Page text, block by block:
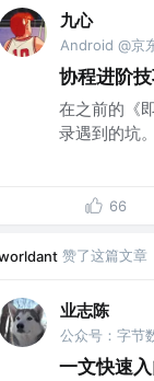
九心
Android @京
协程进阶
在之前的《
录遇到的坑
66
赞了这篇文章
业志陈
公众号：字节
一文快速